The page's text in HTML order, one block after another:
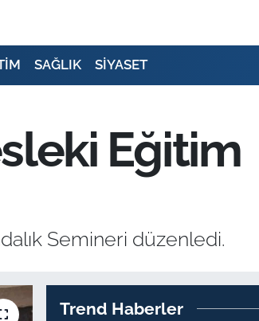
SAĞLIK SİYASET
Eğitim
Semineri düzenledi.
Trend Haberler